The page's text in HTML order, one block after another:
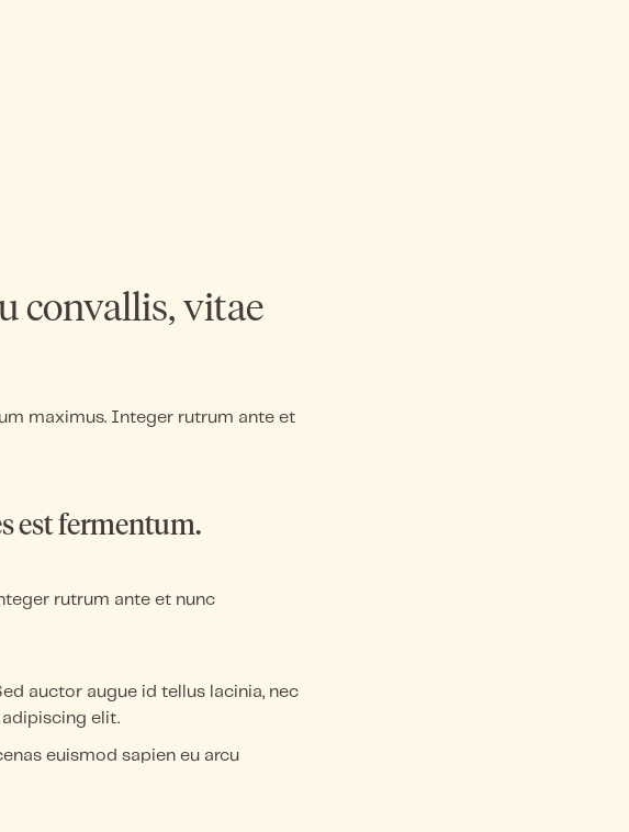
convallis, vitae
maximus. Integer rutrum ante et
est fermentum.
rutrum ante et nunc
auctor augue id tellus lacinia, nec
elit.
euismod sapien eu arcu